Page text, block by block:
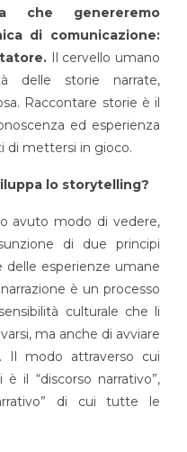
che genereremo
di comunicazione:
Il cervello umano
delle storie narrate,
Raccontare storie è il
ed esperienza
di mettersi in gioco.
lo storytelling?
avuto modo di vedere,
di due principi
delle esperienze umane
è un processo
culturale che li
ma anche di avviare
Il modo attraverso cui
il “discorso narrativo”,
di cui tutte le